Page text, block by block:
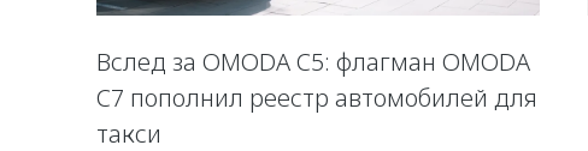
Вслед за OMODA C5: флагман OMODA
C7 пополнил реестр автомобилей для
такси